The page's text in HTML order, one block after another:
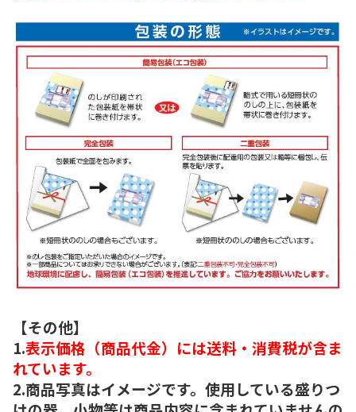
【その他】
1.表示価格（商品代金）には送料・消費税が含ま
れています。
2.商品写真はイメージです。使用している盛りつ